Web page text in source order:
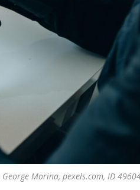
Morina, pexels.com, ID